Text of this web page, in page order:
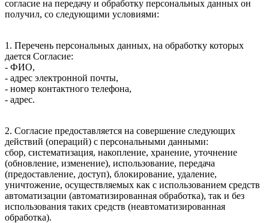
согласие на передачу и обработку персональных данных он
получил, со следующими условиями:
1. Перечень персональных данных, на обработку которых
дается Согласие:
- ФИО,
- адрес электронной почты,
- номер контактного телефона,
- адрес.
2. Согласие предоставляется на совершение следующих
действий (операций) с персональными данными:
сбор, систематизация, накопление, хранение, уточнение
(обновление, изменение), использование, передача
(предоставление, доступ), блокирование, удаление,
уничтожение, осуществляемых как с использованием средств
автоматизации (автоматизированная обработка), так и без
использования таких средств (неавтоматизированная
обработка).